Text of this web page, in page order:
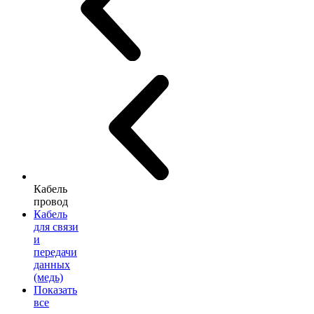
Кабель
провод
Кабель
для связи
и
передачи
данных
(медь)
Показать
все